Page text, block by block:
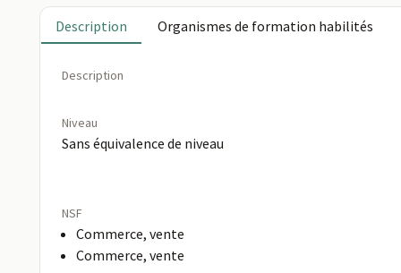
Description Organismes de formation habilités
Description
Niveau
Sans équivalence de niveau
NSF
Commerce, vente
Commerce, vente